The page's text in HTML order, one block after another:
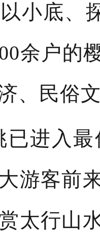
小底、
余户的
、民俗
已进入
游客前
太行山